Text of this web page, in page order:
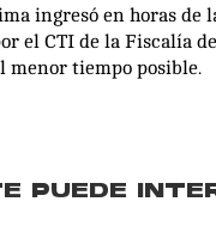
ingresó en horas de
el CTI de la Fiscalía
menor tiempo posible.
PUEDE